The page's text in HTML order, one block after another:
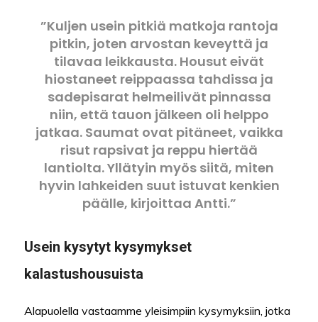
”Kuljen usein pitkiä matkoja rantoja
pitkin, joten arvostan keveyttä ja
tilavaa leikkausta. Housut eivät
hiostaneet reippaassa tahdissa ja
sadepisarat helmeilivät pinnassa
niin, että tauon jälkeen oli helppo
jatkaa. Saumat ovat pitäneet, vaikka
risut rapsivat ja reppu hiertää
lantiolta. Yllätyin myös siitä, miten
hyvin lahkeiden suut istuvat kenkien
päälle, kirjoittaa Antti.”
Usein kysytyt kysymykset
kalastushousuista
Alapuolella vastaamme yleisimpiin kysymyksiin, jotka